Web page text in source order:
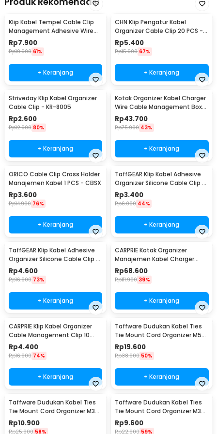
Klip Kabel Tempel Cable Clip
Management Adhesive Wire
Organizer 30 PCS - LP124
Rp7.900
Rp19.900 61%
+ Keranjang
CHN Klip Pengatur Kabel
Organizer Cable Clip 20 PCS -
FT8018-3
Rp5.400
Rp15.900 67%
+ Keranjang
Striveday Klip Kabel Organizer
Cable Clip - KR-8005
Rp2.600
Rp12.900 80%
+ Keranjang
Kotak Organizer Kabel Charger
Wire Cable Management Box
Dustproof - FT-400
Rp43.700
Rp75.900 43%
+ Keranjang
ORICO Cable Clip Cross Holder
Manajemen Kabel 1 PCS - CBSX
Rp3.600
Rp14.900 76%
+ Keranjang
TaffGEAR Klip Kabel Adhesive
Organizer Silicone Cable Clip 5
Slot - KR-8006
Rp3.400
Rp6.000 44%
+ Keranjang
TaffGEAR Klip Kabel Adhesive
Organizer Silicone Cable Clip 3
Slot - KR-8006
Rp4.600
Rp16.900 73%
+ Keranjang
CARPRIE Kotak Organizer
Manajemen Kabel Charger
Kayu - FT-100
Rp68.600
Rp111.900 39%
+ Keranjang
CARPRIE Klip Kabel Organizer
Cable Management Clip 10
PCS - XK001
Rp4.400
Rp16.900 74%
+ Keranjang
Taffware Dudukan Kabel Ties
Tie Mount Cord Organizer M5
100PCS - HC-2S
Rp19.600
Rp38.900 50%
+ Keranjang
Taffware Dudukan Kabel Ties
Tie Mount Cord Organizer M3
100 PCS - HC-1
Rp10.900
Rp25.900 58%
Taffware Dudukan Kabel Ties
Tie Mount Cord Organizer M3
100PCS - HC-1
Rp9.600
Rp22.900 59%